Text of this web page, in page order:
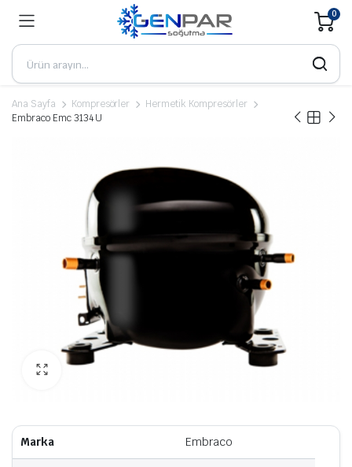
0
Ana Sayfa Kompresörler
Hermetik Kompresörler
Embraco Emc 3134 U
Marka Embraco